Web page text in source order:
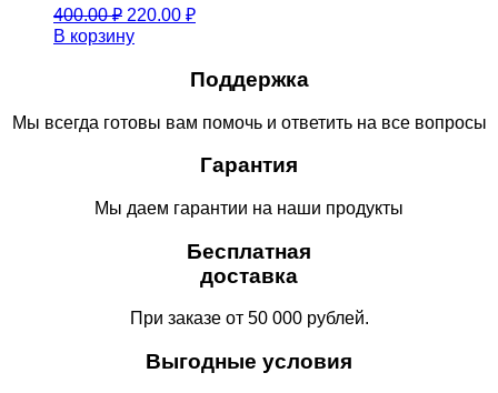
400.00₽ Первоначальная
цена
составляла
400.00 ₽.
220.00 ₽Текущая
В корзину
Поддержка
Мы всегда готовы вам помочь и ответить на все вопросы
Гарантия
Мы даем гарантии на наши продукты
Бесплатная
доставка
При заказе от 50 000 рублей.
Выгодные условия